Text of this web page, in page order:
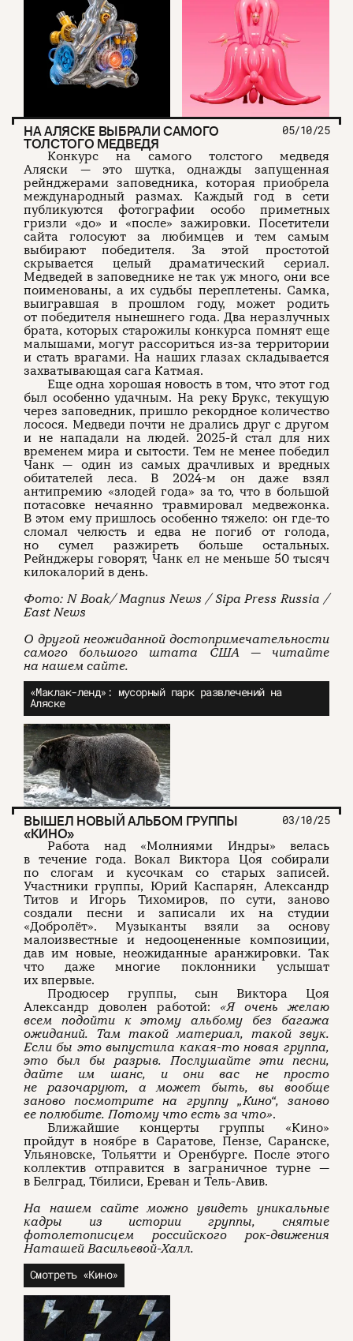
НА АЛЯСКЕ ВЫБРАЛИ САМОГО
ТОЛСТОГО МЕДВЕДЯ
05/10/25
Конкурс на самого толстого медведя
Аляски — это шутка, однажды запущенная
рейнджерами заповедника, которая приобрела
международный размах. Каждый год в сети
публикуются фотографии особо приметных
гризли «до» и «после» зажировки. Посетители
сайта голосуют за любимцев и тем самым
выбирают победителя. За этой простотой
скрывается целый драматический сериал.
Медведей в заповеднике не так уж много, они все
поименованы, а их судьбы переплетены. Самка,
выигравшая в прошлом году, может родить
от победителя нынешнего года. Два неразлучных
брата, которых старожилы конкурса помнят еще
малышами, могут рассориться из-за территории
и стать врагами. На наших глазах складывается
захватывающая сага Катмая.
Еще одна хорошая новость в том, что этот год
был особенно удачным. На реку Брукс, текущую
через заповедник, пришло рекордное количество
лосося. Медведи почти не дрались друг с другом
и не нападали на людей. 2025-й стал для них
временем мира и сытости. Тем не менее победил
Чанк — один из самых драчливых и вредных
обитателей леса. В 2024-м он даже взял
антипремию «злодей года» за то, что в большой
потасовке нечаянно травмировал медвежонка.
В этом ему пришлось особенно тяжело: он где-то
сломал челюсть и едва не погиб от голода,
но сумел разжиреть больше остальных.
Рейнджеры говорят, Чанк ел не меньше 50 тысяч
килокалорий в день.
Фото: N Boak/ Magnus News / Sipa Press Russia /
East News
О другой неожиданной достопримечательности
самого большого штата США — читайте
на нашем сайте.
«Маклак-ленд»: мусорный парк развлечений на
Аляске
ВЫШЕЛ НОВЫЙ АЛЬБОМ ГРУППЫ
«КИНО»
03/10/25
Работа над «Молниями Индры» велась
в течение года. Вокал Виктора Цоя собирали
по слогам и кусочкам со старых записей.
Участники группы, Юрий Каспарян, Александр
Титов и Игорь Тихомиров, по сути, заново
создали песни и записали их на студии
«Добролёт». Музыканты взяли за основу
малоизвестные и недооцененные композиции,
дав им новые, неожиданные аранжировки. Так
что даже многие поклонники услышат
их впервые.
Продюсер группы, сын Виктора Цоя
Александр доволен работой: «Я очень желаю
всем подойти к этому альбому без багажа
ожиданий. Там такой материал, такой звук.
Если бы это выпустила какая-то новая группа,
это был бы разрыв. Послушайте эти песни,
дайте им шанс, и они вас не просто
не разочаруют, а может быть, вы вообще
заново посмотрите на группу „Кино“, заново
ее полюбите. Потому что есть за что».
Ближайшие концерты группы «Кино»
пройдут в ноябре в Саратове, Пензе, Саранске,
Ульяновске, Тольятти и Оренбурге. После этого
коллектив отправится в заграничное турне —
в Белград, Тбилиси, Ереван и Тель-Авив.
На нашем сайте можно увидеть уникальные
кадры из истории группы, снятые
фотолетописцем российского рок-движения
Наташей Васильевой-Халл.
Смотреть «Кино»